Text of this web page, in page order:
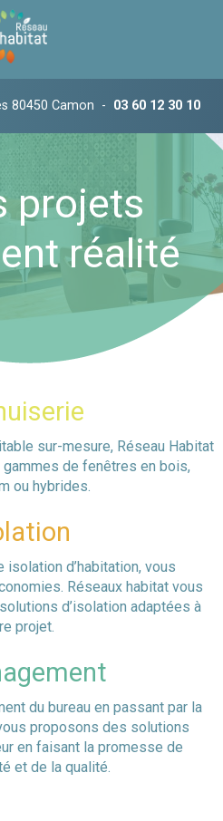
80450 Camon - 03 60 12 30 10
projets
réalité
sur-mesure, Réseau Habitat
de fenêtres en bois,
ou hybrides.
isolation d’habitation, vous
Réseaux habitat vous
d’isolation adaptées à
projet.
du bureau en passant par la
proposons des solutions
en faisant la promesse de
et de la qualité.